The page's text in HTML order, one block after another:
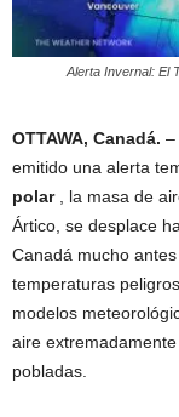
Alerta Invernal: El
OTTAWA, Canadá. –
emitido una alerta
polar, la masa de
Ártico, se desplace
Canadá mucho
temperaturas
modelos
aire
pobladas.